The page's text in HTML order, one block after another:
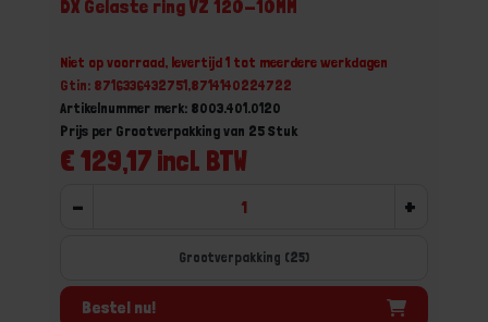
DX Gelaste ring VZ 120-10MM
Niet op voorraad, levertijd 1 tot meerdere werkdagen
Gtin: 8716336432751,8714140224722
Artikelnummer merk: 8003.401.0120
€ 129,17 incl. BTW
Prijs per Grootverpakking van 25 Stuk
- +
Grootverpakking (25)
Bestel nu!